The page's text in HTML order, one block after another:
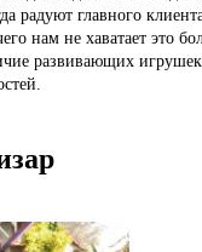
радуют главного
нам не хаватает это
развивающих